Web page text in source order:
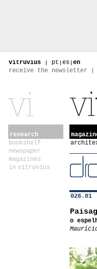
vitruvius | pt | es | en
receive the newsletter
research
bookshelf
newspaper
magazines
in vitruvius
026.01
o